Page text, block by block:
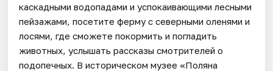
каскадными водопадами и успокаивающими лесными
пейзажами, посетите ферму с северными оленями и
лосями, где сможете покормить и погладить
животных, услышать рассказы смотрителей о
подопечных. В историческом музее «Поляна